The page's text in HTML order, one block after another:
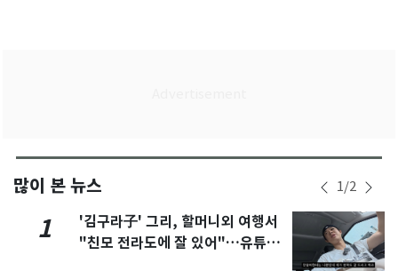
많이 본 뉴스 1/2
1
'김구라子' 그리, 할머니외 여행서
"친모 전라도에 잘 있어"…유튜브